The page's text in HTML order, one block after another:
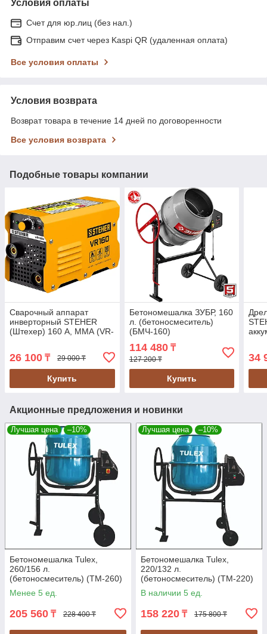
Условия оплаты
Счет для юр.лиц (без нал.)
Отправим счет через Kaspi QR (удаленная оплата)
Все условия оплаты
Условия возврата
Возврат товара в течение 14 дней по договоренности
Все условия возврата
Подобные товары компании
Сварочный аппарат
инверторный STEHER
(Штехер) 160 А, ММА (VR-
26 100 ₸ 29 000 ₸
Купить
Бетономешалка ЗУБР, 160
л. (бетоносмеситель)
(БМЧ-160)
114 480₸
127 200 ₸
Купить
34
Акционные предложения и новинки
Лучшая цена –10%
Бетономешалка Tulex,
260/156 л.
(бетоносмеситель) (TM-260)
Менее 5 ед.
205 560 ₸ 228 400 ₸
Лучшая цена –10%
Бетономешалка Tulex,
220/132 л.
(бетоносмеситель) (TM-220)
В наличии 5 ед.
158 220 ₸ 175 800 ₸